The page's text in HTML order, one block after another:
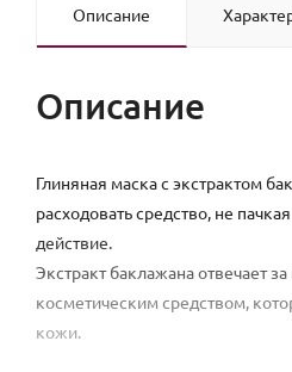
Описание
Описание
Глиняная маска с экстрактом
расходовать средство, не
действие.
Экстракт баклажана отвечает
косметическим средством,
кожи.